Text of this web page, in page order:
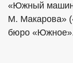
«Южный
М. Макарова»
бюро